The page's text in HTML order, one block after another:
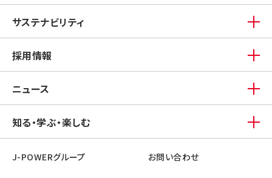
サステナビリティ
採用情報
ニュース
知る・学ぶ・楽しむ
J-POWERグループ お問い合わせ